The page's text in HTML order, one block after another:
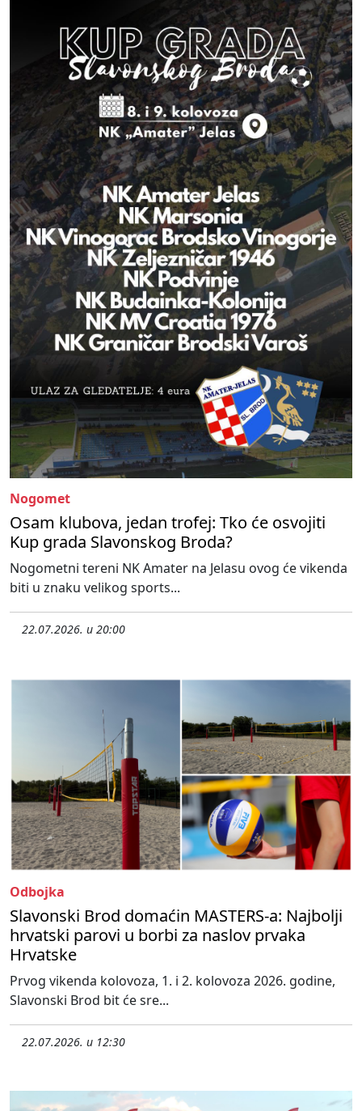
Nogomet
Osam klubova, jedan trofej: Tko će osvojiti
Kup grada Slavonskog Broda?
Nogometni tereni NK Amater na Jelasu ovog će vikenda
biti u znaku velikog sports...
22.07.2026. u 20:00
Odbojka
Slavonski Brod domaćin MASTERS-a: Najbolji
hrvatski parovi u borbi za naslov prvaka
Hrvatske
Prvog vikenda kolovoza, 1. i 2. kolovoza 2026. godine,
Slavonski Brod bit će sre...
22.07.2026. u 12:30